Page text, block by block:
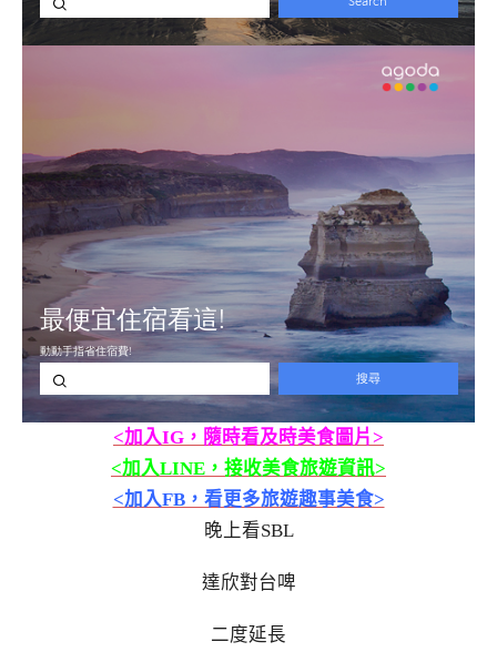
<加入IG，隨時看及時美食圖片>
<加入LINE，接收美食旅遊資訊>
<加入FB，看更多旅遊趣事美食>
晚上看SBL
達欣對台啤
二度延長